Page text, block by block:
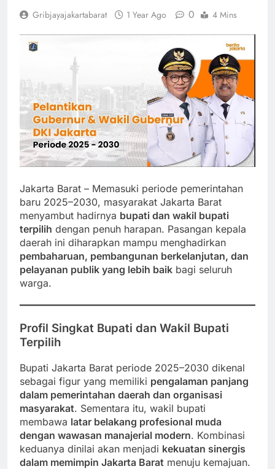
Gribjayajakartabarat 1 Year Ago 0 4 Mins
Jakarta Barat – Memasuki periode pemerintahan
baru 2025–2030, masyarakat Jakarta Barat
menyambut hadirnya bupati dan wakil bupati
terpilih dengan penuh harapan. Pasangan kepala
daerah ini diharapkan mampu menghadirkan
pembaharuan, pembangunan berkelanjutan, dan
pelayanan publik yang lebih baik bagi seluruh
warga.
Profil Singkat Bupati dan Wakil Bupati
Terpilih
Bupati Jakarta Barat periode 2025–2030 dikenal
sebagai figur yang memiliki pengalaman panjang
dalam pemerintahan daerah dan organisasi
masyarakat. Sementara itu, wakil bupati
membawa latar belakang profesional muda
dengan wawasan manajerial modern. Kombinasi
keduanya dinilai akan menjadi kekuatan sinergis
dalam memimpin Jakarta Barat menuju kemajuan.